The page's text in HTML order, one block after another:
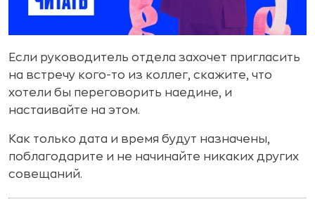
Если руководитель отдела захочет пригласить
на встречу кого-то из коллег, скажите, что
хотели бы переговорить наедине, и
настаивайте на этом.
Как только дата и время будут назначены,
поблагодарите и не начинайте никаких других
совещаний.